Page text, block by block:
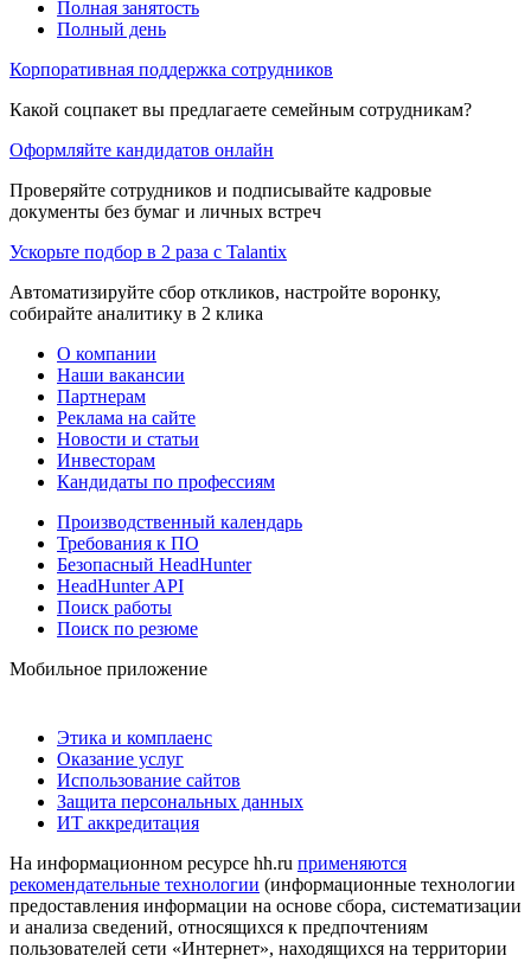
Полная занятость
Полный день
Корпоративная поддержка сотрудников
Какой соцпакет вы предлагаете семейным сотрудникам?
Оформляйте кандидатов онлайн
Проверяйте сотрудников и подписывайте кадровые
документы без бумаг и личных встреч
Ускорьте подбор в 2 раза с Talantix
Автоматизируйте сбор откликов, настройте воронку,
собирайте аналитику в 2 клика
О компании
Наши вакансии
Партнерам
Реклама на сайте
Новости и статьи
Инвесторам
Кандидаты по профессиям
Производственный календарь
Требования к ПО
Безопасный HeadHunter
HeadHunter API
Поиск работы
Поиск по резюме
Мобильное приложение
Этика и комплаенс
Оказание услуг
Использование сайтов
Защита персональных данных
ИТ аккредитация
На информационном ресурсе hh.ru применяются
рекомендательные технологии (информационные технологии
предоставления информации на основе сбора, систематизации
и анализа сведений, относящихся к предпочтениям
пользователей сети «Интернет», находящихся на территории